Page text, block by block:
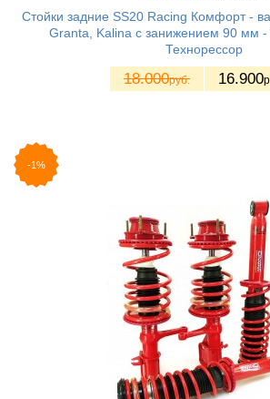
Стойки задние SS20 Racing Комфорт -
Granta, Kalina с занижением 90 мм
Технорессор
18.000руб. 16.900
-1%